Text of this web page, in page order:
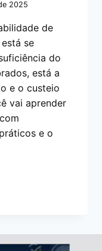
2025
de
se
do
está a
e o custeio
vai aprender
e o